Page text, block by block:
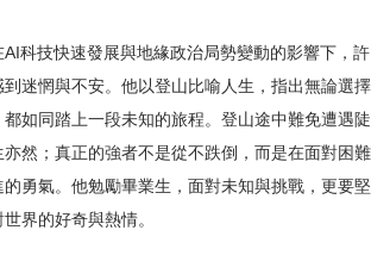
科技快速發展與地緣政治局勢變動的影響下，許
迷惘與不安。他以登山比喻人生，指出無論選擇
如同踏上一段未知的旅程。登山途中難免遭遇陡
然；真正的強者不是從不跌倒，而是在面對困難
勇氣。他勉勵畢業生，面對未知與挑戰，更要堅
界的好奇與熱情。